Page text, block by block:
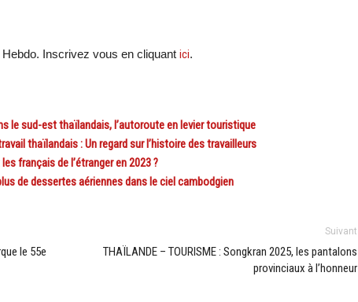
Inscrivez vous en cliquant ici.
le sud-est thaïlandais, l’autoroute en levier touristique
thaïlandais : Un regard sur l’histoire des travailleurs
français de l’étranger en 2023 ?
de dessertes aériennes dans le ciel cambodgien
le 55e
Suivant
THAÏLANDE – TOURISME : Songkran 2025, les pantalons
provinciaux à l’honneur